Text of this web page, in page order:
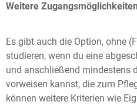
Weitere Zugangsmöglichkeiten
Es gibt auch die Option, ohne
studieren, wenn du eine
und anschließend mindestens
vorweisen kannst, die zum
können weitere Kriterien wie